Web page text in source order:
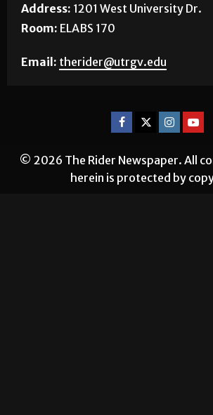
Address: 1201 West University Dr.
Room: ELABS 170
Email: therider@utrgv.edu
© 2026 The Rider Newspaper. All
herein is protected by